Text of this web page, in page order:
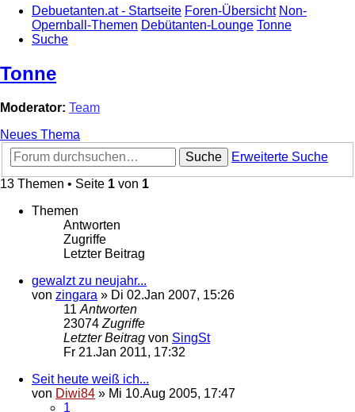
Debuetanten.at - Startseite Foren-Übersicht Non-
Opernball-Themen Debütanten-Lounge Tonne
Suche
Tonne
Moderator: Team
Neues Thema
Suche
Erweiterte Suche
13 Themen • Seite 1 von 1
Themen
Antworten
Zugriffe
Letzter Beitrag
gewalzt zu neujahr...
von zingara » Di 02.Jan 2007, 15:26
11 Antworten
23074 Zugriffe
Letzter Beitrag von SingSt
Fr 21.Jan 2011, 17:32
Seit heute weiß ich...
von Diwi84 » Mi 10.Aug 2005, 17:47
1